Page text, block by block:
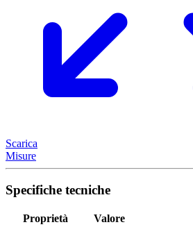
Scarica
Misure
Specifiche tecniche
Proprietà
Valore